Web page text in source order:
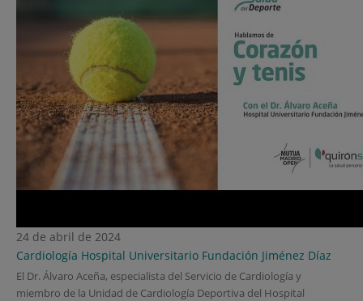
24 de abril de 2024
Cardiología Hospital Universitario Fundación Jiménez Díaz
El Dr. Álvaro Aceña, especialista del Servicio de Cardiología y
miembro de la Unidad de Cardiología Deportiva del Hospital